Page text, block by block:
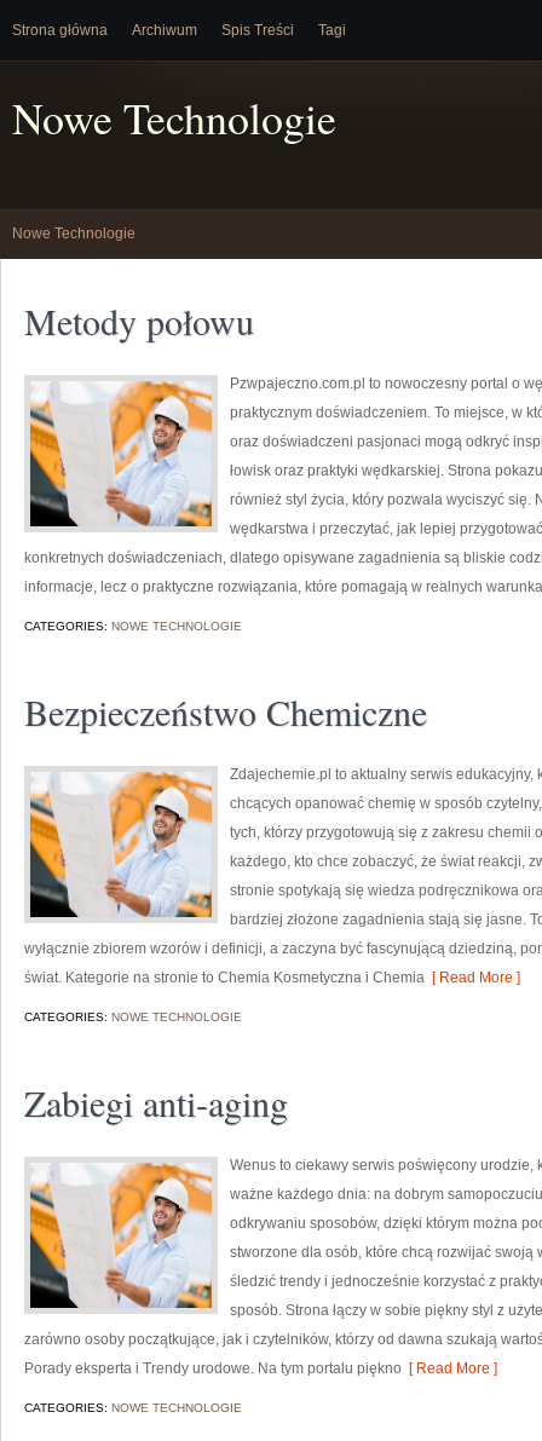
Strona główna Archiwum Spis Treści Tagi
Nowe Technologie
Nowe Technologie
Metody połowu
Pzwpajeczno.com.pl to nowoczesny portal o
praktycznym doświadczeniem. To miejsce, w
oraz doświadczeni pasjonaci mogą odkryć
łowisk oraz praktyki wędkarskiej. Strona
również styl życia, który pozwala wyciszyć się.
wędkarstwa i przeczytać, jak lepiej
konkretnych doświadczeniach, dlatego opisywane zagadnienia są bliskie
informacje, lecz o praktyczne rozwiązania, które pomagają w realnych
CATEGORIES: NOWE TECHNOLOGIE
Bezpieczeństwo Chemiczne
Zdajechemie.pl to aktualny serwis edukacyjny,
chcących opanować chemię w sposób
tych, którzy przygotowują się z zakresu
każdego, kto chce zobaczyć, że świat reakcji,
stronie spotykają się wiedza podręcznikowa
bardziej złożone zagadnienia stają się jasne.
wyłącznie zbiorem wzorów i definicji, a zaczyna być fascynującą dziedziną,
świat. Kategorie na stronie to Chemia Kosmetyczna i Chemia [ Read More ]
CATEGORIES: NOWE TECHNOLOGIE
Zabiegi anti-aging
Wenus to ciekawy serwis poświęcony
ważne każdego dnia: na dobrym
odkrywaniu sposobów, dzięki którym można
stworzone dla osób, które chcą rozwijać swoją
śledzić trendy i jednocześnie korzystać z
sposób. Strona łączy w sobie piękny styl z
zarówno osoby początkujące, jak i czytelników, którzy od dawna szukają
Porady eksperta i Trendy urodowe. Na tym portalu piękno [ Read More ]
CATEGORIES: NOWE TECHNOLOGIE